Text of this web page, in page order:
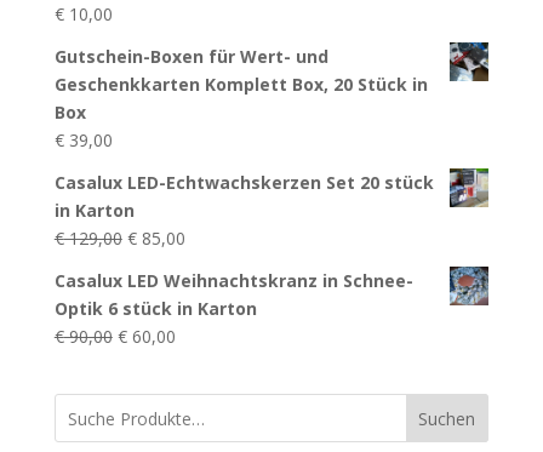
€10,00
Gutschein-Boxen für Wert- und
Geschenkkarten Komplett Box, 20 Stück in
Box
€39,00
Casalux LED-Echtwachskerzen Set 20 stück
in Karton
€129,00 Ursprünglicher
war:
€ 129,00
€85,00Aktueller
ist:
€ 85,00.
Casalux LED Weihnachtskranz in Schnee-
Optik 6 stück in Karton
€90,00 Ursprünglicher
war:
€ 90,00
€60,00Aktueller
ist:
€ 60,00.
Suchen